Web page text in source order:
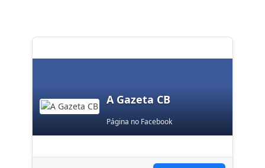
A Gazeta CB
Página no Facebook